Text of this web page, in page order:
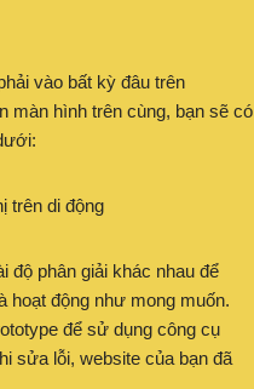
vào bất kỳ đâu trên
màn hình trên cùng, bạn sẽ có
độ phân giải khác nhau để
hoạt động như mong muốn.
để sử dụng công cụ
sửa lỗi, website của bạn đã